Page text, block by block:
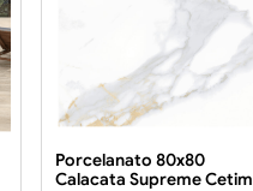
Porcelanato 80x80
Calacata Supreme Cetim